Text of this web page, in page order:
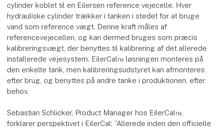
cylinder koblet til en Eilersen reference vejecelle. Hver
hydrauliske cylinder trækker i tanken i stedet for at bruge
vand som reference vægt. Denne kraft måles af
referencevejecellen, og kan dermed bruges som præcis
kalibreringsvægt, der benyttes til kalibrering af det allerede
installerede vejesystem. EilerCal™ løsningen monteres på
den enkelte tank, men kalibreringsudstyret kan afmonteres
efter brug, og benyttes på andre tanke i produktionen, efter
behov.
Sebastian Schlicker, Product Manager hos EilerCal™,
forklarer perspektivet i EilerCal: ”Allerede inden den officielle